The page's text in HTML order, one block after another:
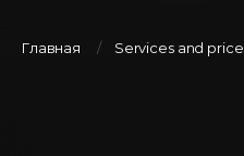
Главная Services and price